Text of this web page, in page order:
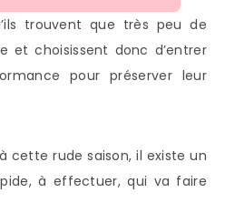
trouvent que très peu de
et choisissent donc d’entrer
pour préserver leur
cette rude saison, il existe un
à effectuer, qui va faire